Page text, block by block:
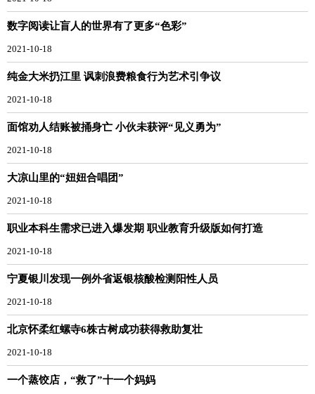
数字阅读让盲人的世界有了更多“色彩”
2021-10-18
纯金大米扔江里 讽刺浪费粮食行为艺术引争议
2021-10-18
面馆劝人结账被捅身亡 小伙未获评“见义勇为”
2021-10-18
大凉山里的“妞妞合唱团”
2021-10-18
职业本科生需求已进入爆发期 职业教育升级版如何打造
2021-10-18
宁夏银川发现一例外省返银核酸检测阳性人员
2021-10-18
北京怀柔红螺寺6株古树成功获得救助复壮
2021-10-18
一个蒸饺店，“救了”十一个妈妈